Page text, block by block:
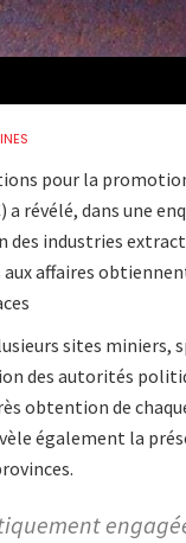
pour la
a révélé, dans une
des industries
affaires
sites miniers,
des autorités
obtention de
également la